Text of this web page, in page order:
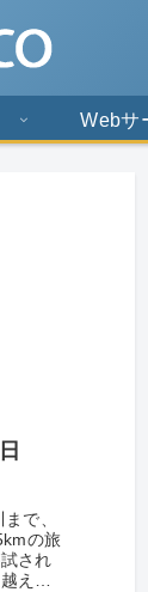
Webサ
で、
の旅
され
えで